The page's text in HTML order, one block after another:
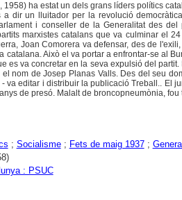
ha estat un dels grans líders polítics
a dir un lluitador per la revolució
i conseller de la Generalitat des del
marxistes catalans que va culminar el
Joan Comorera va defensar, des de
Això el va portar a enfrontar-se al
es va concretar en la seva expulsió del
nom de Josep Planas Valls. Des del seu
va editar i distribuir la publicació Treball.. El
de presó. Malalt de broncopneumònia, fou
; Socialisme; Fets de maig 1937;
: PSUC